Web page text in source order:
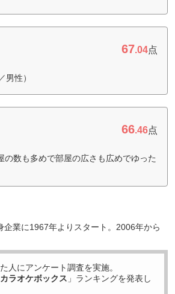
67.04点
性）
66.46点
数も多めで部屋の広さも広めでゆった
業に1967年よりスタート。2006年から
人にアンケート調査を実施。
カラオケボックス 」ランキングを発表し